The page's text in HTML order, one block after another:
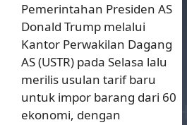
Pemerintahan Presiden AS
Donald Trump melalui
Kantor Perwakilan Dagang
AS (USTR) pada Selasa lalu
merilis usulan tarif baru
untuk impor barang dari 60
ekonomi, dengan